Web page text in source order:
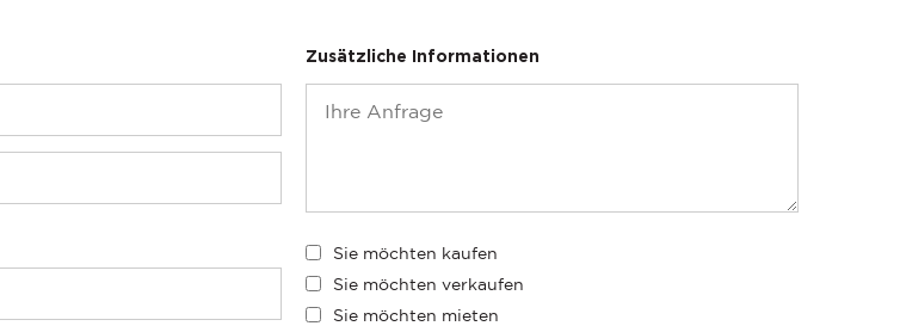
Zusätzliche Informationen
Sie möchten kaufen
Sie möchten verkaufen
Sie möchten mieten